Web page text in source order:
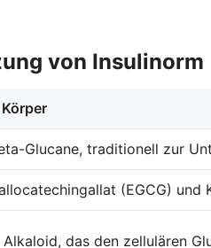
von Insulinorm
Glucane, traditionell zur
(EGCG)
Alkaloid, das den zellulären